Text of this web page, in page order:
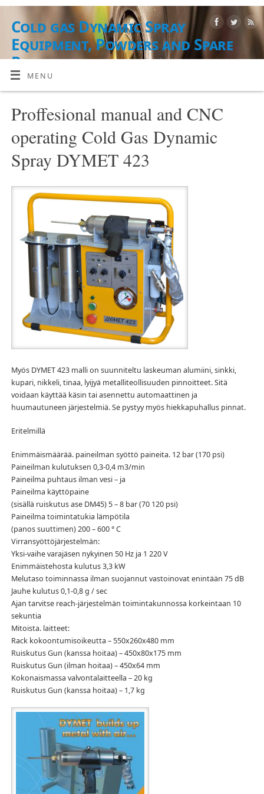
Cold gas Dynamic Spray
Equipment, Powders and Spare
Parts
JAUHE, LAITTEET, TARVIKKEET JA PALVELUT
MENU
Proffesional manual and CNC
operating Cold Gas Dynamic
Spray DYMET 423
Myös DYMET 423 malli on suunniteltu laskeuman alumiini, sinkki,
kupari, nikkeli, tinaa, lyijyä metalliteollisuuden pinnoitteet. Sitä
voidaan käyttää käsin tai asennettu automaattinen ja
huumautuneen järjestelmiä. Se pystyy myös hiekkapuhallus pinnat.
Eritelmillä
Enimmäismäärää. paineilman syöttö paineita. 12 bar (170 psi)
Paineilman kulutuksen 0,3-0,4 m3/min
Paineilma puhtaus ilman vesi – ja
Paineilma käyttöpaine
(sisällä ruiskutus ase DM45) 5 – 8 bar (70 120 psi)
Paineilma toimintatukia lämpötila
(panos suuttimen) 200 – 600 ° C
Virransyöttöjärjestelmän:
Yksi-vaihe varajäsen nykyinen 50 Hz ja 1 220 V
Enimmäistehosta kulutus 3,3 kW
Melutaso toiminnassa ilman suojannut vastoinovat enintään 75 dB
Jauhe kulutus 0,1-0,8 g / sec
Ajan tarvitse reach-järjestelmän toimintakunnossa korkeintaan 10
sekuntia
Mitoista. laitteet:
Rack kokoontumisoikeutta – 550х260х480 mm
Ruiskutus Gun (kanssa hoitaa) – 450х80х175 mm
Ruiskutus Gun (ilman hoitaa) – 450х64 mm
Kokonaismassa valvontalaitteella – 20 kg
Ruiskutus Gun (kanssa hoitaa) – 1,7 kg